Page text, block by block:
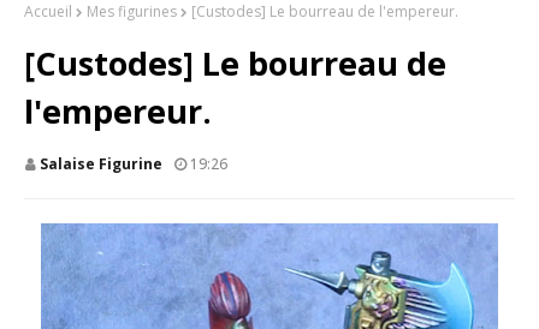
Accueil Mes figurines [Custodes] Le bourreau de l'empereur.
[Custodes] Le bourreau de
l'empereur.
Salaise Figurine 19:26